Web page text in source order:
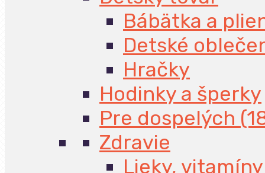
Bábätka a
Detské
Hračky
Hodinky a šperky
Pre dospelých
Zdravie
Lieky, vitamíny